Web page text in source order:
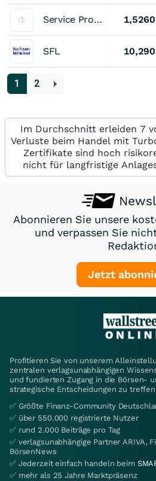
Service Properties Trust Registered of Benef Interest 1,5260
SFL 10,290
1 2
Im Durchschnitt erleiden 7
Verluste beim Handel mit
Zertifikate sind hoch
nicht für langfristige
Abonnieren Sie unsere
und verpassen Sie
Jetzt
Profitieren Sie von unserem
zentralen verlagsunabhängigen
und fundierten Zugang in die Börsen-
strategische Entscheidungen zu
✅ Größte Finanz-Community
✅ über 550.000 registrierte Nutzer
✅ rund 2.000 Beiträge pro Tag
✅ verlagsunabhängige Partner ARIVA,
BörsenNews
✅ Jederzeit einfach handeln beim
✅ mehr als 25 Jahre Marktpräsenz